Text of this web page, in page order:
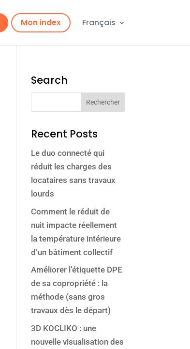
Mon index Français
Search
Recent Posts
Le duo connecté qui
réduit les charges des
locataires sans travaux
lourds
Comment le réduit de
nuit impacte réellement
la température intérieure
d’un bâtiment collectif
Améliorer l’étiquette DPE
de sa copropriété : la
méthode (sans gros
travaux dès le départ)
3D KOCLIKO : une
nouvelle visualisation des